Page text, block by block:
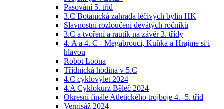
Pasování 5. tříd
3.C Botanická zahrada léčivých bylin HK
Slavnostní rozloučení devátých ročníků
3.C a tvoření a rautík na závěr 3. třídy
4. A a 4. C - Megabrouci, Kuňka a Hrajme si i
hlavou
Robot Loona
Třídnická hodina v 5.C
4.C cyklovýlet 2024
4.A Cyklokurz Běleč 2024
Okresní finále Atletického trojboje 4. -5. tříd
Vernisáž 2024